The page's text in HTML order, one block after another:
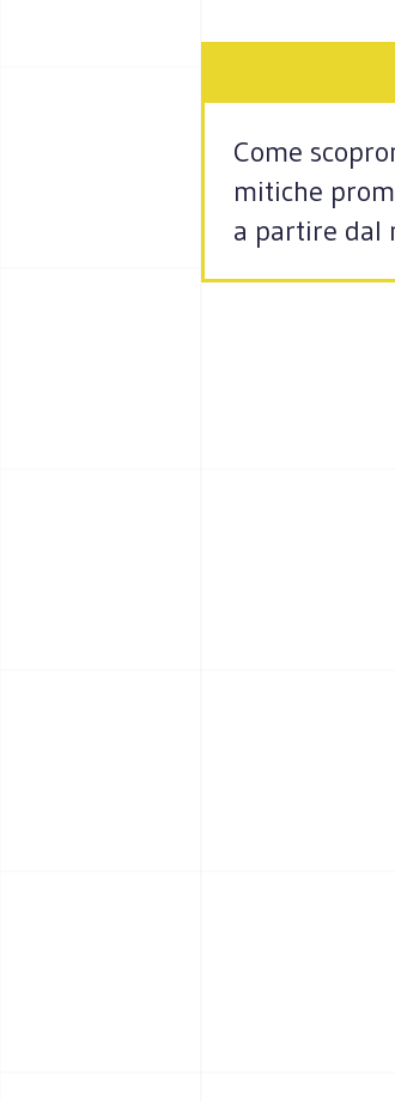
Come
mitiche
a partire dal